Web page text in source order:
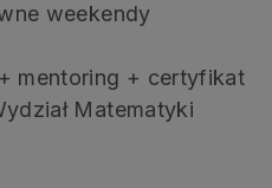
weekendy
mentoring + certyfikat
Matematyki